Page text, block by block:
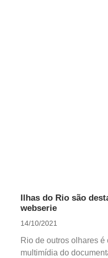
Ilhas do Rio são
webserie
14/10/2021
Rio de outros olhares é
multimídia do